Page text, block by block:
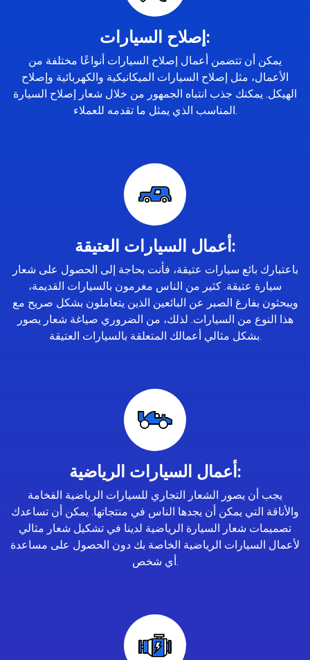
إصلاح السيارات:
يمكن أن تتضمن أعمال إصلاح السيارات أنواعًا مختلفة من
الأعمال، مثل إصلاح السيارات الميكانيكية والكهربائية وإصلاح
الهيكل. يمكنك جذب انتباه الجمهور من خلال شعار إصلاح السيارة
المناسب الذي يمثل ما تقدمه للعملاء.
أعمال السيارات العتيقة:
باعتبارك بائع سيارات عتيقة، فأنت بحاجة إلى الحصول على شعار
سيارة عتيقة. كثير من الناس مغرمون بالسيارات القديمة،
ويبحثون بفارغ الصبر عن البائعين الذين يتعاملون بشكل صريح مع
هذا النوع من السيارات. لذلك، من الضروري صياغة شعار يصور
بشكل مثالي أعمالك المتعلقة بالسيارات العتيقة.
أعمال السيارات الرياضية:
يجب أن يصور الشعار التجاري للسيارات الرياضية الفخامة
والأناقة التي يمكن أن يجدها الناس في منتجاتها. يمكن أن تساعدك
تصميمات شعار السيارة الرياضية لدينا في تشكيل شعار مثالي
لأعمال السيارات الرياضية الخاصة بك دون الحصول على مساعدة
أي شخص.